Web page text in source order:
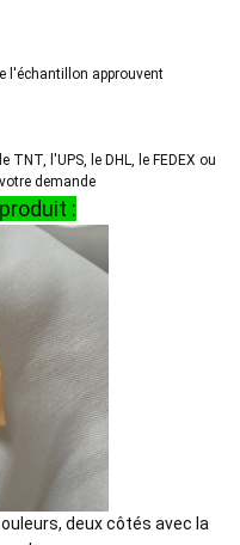
l'échantillon approuvent
TNT, l'UPS, le DHL, le FEDEX ou
demande
:
deux côtés avec la